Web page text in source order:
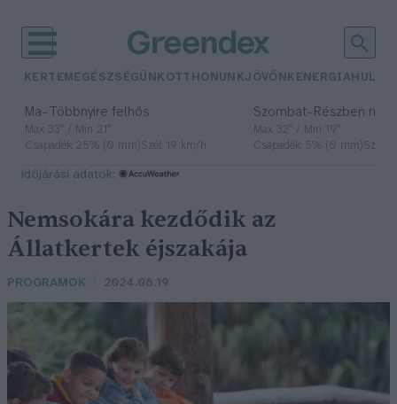
KERTEM EGÉSZSÉGÜNK OTTHONUNKJÖVŐNK ENERGIA
Ma– Többnyire felhős
Max 33° / Min 21°
Csapadék: 25% (0 mm)Szél: 19 km/h
Szombat– Részben
Max 32° / Min 19°
Csapadék: 5% (0 mm)Szél:
időjárási adatok:
Nemsokára kezdődik az
Állatkertek éjszakája
PROGRAMOK 2024.08.19